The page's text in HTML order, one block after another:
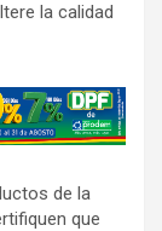
la calidad
de la
que